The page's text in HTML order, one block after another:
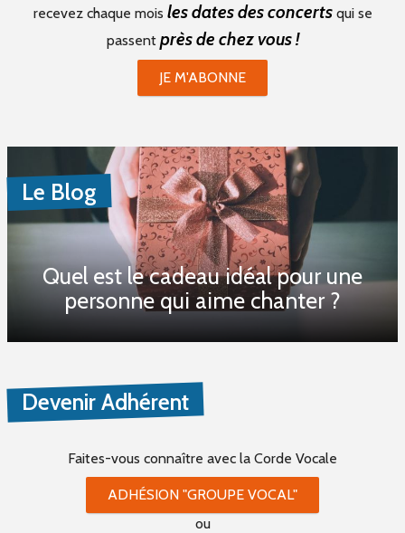
recevez chaque mois les dates des concertsqui se
passent près de chez vous !
JE M'ABONNE
Le Blog
Quel est le cadeau idéal pour une
personne qui aime chanter ?
Devenir Adhérent
Faites-vous connaître avec la Corde Vocale
ADHÉSION "GROUPE VOCAL"
ou